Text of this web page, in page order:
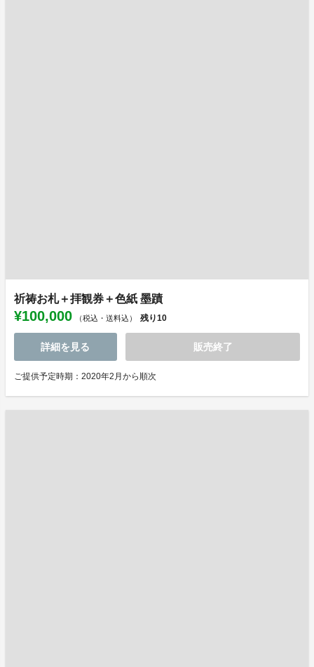
祈祷お札＋拝観券＋色紙 墨蹟
¥100,000 （税込・送料込） 残り10
詳細を見る 販売終了
ご提供予定時期：2020年2月から順次